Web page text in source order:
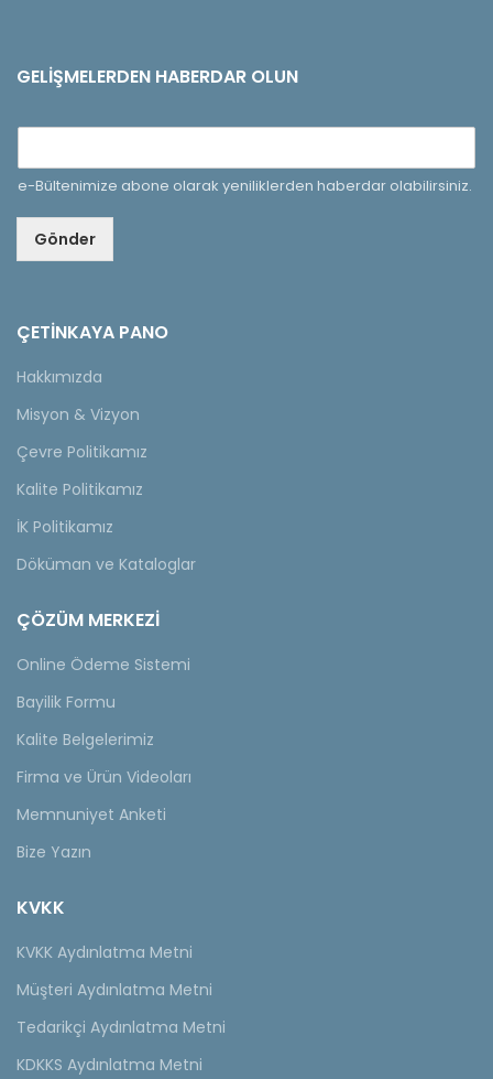
GELIŞMELERDEN HABERDAR OLUN
e-Bültenimize abone olarak yeniliklerden haberdar olabilirsiniz.
Gönder
ÇETINKAYA PANO
Hakkımızda
Misyon & Vizyon
Çevre Politikamız
Kalite Politikamız
İK Politikamız
Döküman ve Kataloglar
ÇÖZÜM MERKEZİ
Online Ödeme Sistemi
Bayilik Formu
Kalite Belgelerimiz
Firma ve Ürün Videoları
Memnuniyet Anketi
Bize Yazın
KVKK
KVKK Aydınlatma Metni
Müşteri Aydınlatma Metni
Tedarikçi Aydınlatma Metni
KDKKS Aydınlatma Metni